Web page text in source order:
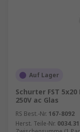
Auf Lager
Schurter FST
250V ac Glas
RS Best.-Nr. 167-8092
Herst. Teile-Nr.